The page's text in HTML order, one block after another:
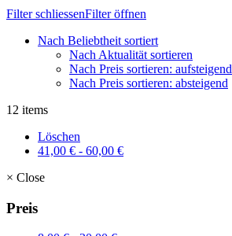
Filter schliessenFilter öffnen
Nach Beliebtheit sortiert
Nach Aktualität sortieren
Nach Preis sortieren: aufsteigend
Nach Preis sortieren: absteigend
12 items
Löschen
41,00 € - 60,00 €
× Close
Preis